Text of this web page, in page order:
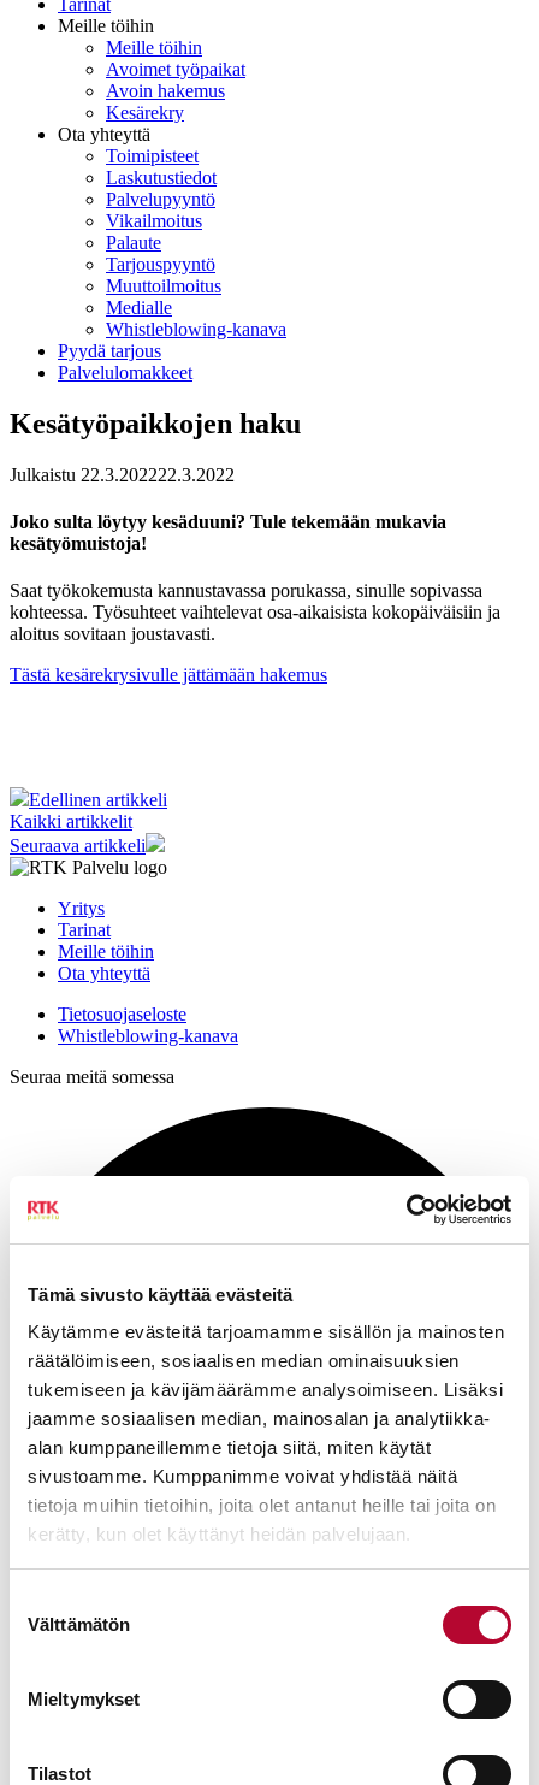
Tämä sivusto käyttää evästeitä
Käytämme evästeitä tarjoamamme sisällön ja mainosten
räätälöimiseen, sosiaalisen median ominaisuuksien
tukemiseen ja kävijämäärämme analysoimiseen. Lisäksi
jaamme sosiaalisen median, mainosalan ja analytiikka-
alan kumppaneillemme tietoja siitä, miten käytät
sivustoamme. Kumppanimme voivat yhdistää näitä
tietoja muihin tietoihin, joita olet antanut heille tai joita on
kerätty, kun olet käyttänyt heidän palvelujaan.
valinta
Välttämätön
Mieltymykset
Tilastot
Tarinat
Meille töihin
Meille töihin
Avoimet työpaikat
Avoin hakemus
Kesärekry
Ota yhteyttä
Toimipisteet
Laskutustiedot
Palvelupyyntö
Vikailmoitus
Palaute
Tarjouspyyntö
Muuttoilmoitus
Medialle
Whistleblowing-kanava
Pyydä tarjous
Palvelulomakkeet
Kesätyöpaikkojen haku
Julkaistu 22.3.202222.3.2022
Joko sulta löytyy kesäduuni? Tule tekemään mukavia
kesätyömuistoja!
Saat työkokemusta kannustavassa porukassa, sinulle sopivassa
kohteessa. Työsuhteet vaihtelevat osa-aikaisista kokopäiväisiin ja
aloitus sovitaan joustavasti.
Tästä kesärekrysivulle jättämään hakemus
Edellinen artikkeli
Kaikki artikkelit
Seuraava artikkeli
Yritys
Tarinat
Meille töihin
Ota yhteyttä
Tietosuojaseloste
Whistleblowing-kanava
Seuraa meitä somessa